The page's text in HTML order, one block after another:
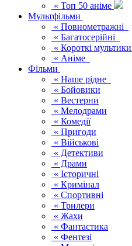
« Топ 50 аніме
Мультфільми
« Повнометражні
« Багатосерійні
« Короткі мультики
« Аніме
Фільми
« Наше рідне
« Бойовики
« Вестерни
« Мелодрами
« Комедії
« Пригоди
« Військові
« Детективи
« Драми
« Історичні
« Кримінал
« Спортивні
« Трилери
« Жахи
« Фантастика
« Фентезі